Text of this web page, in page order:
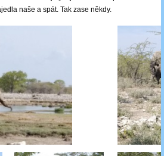
naše a spát. Tak zase někdy.